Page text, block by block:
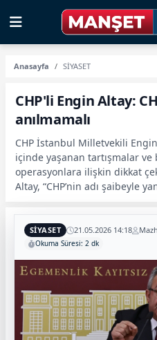
Anasayfa SİYASET
CHP'li Engin Altay:
anılmamalı
CHP İstanbul Milletvekili
içinde yaşanan tartışmalar
operasyonlara ilişkin dikkat
Altay, “CHP’nin adı şaibeyle
SİYASET 21.05.2026 14:18
Okuma Süresi: 2 dk